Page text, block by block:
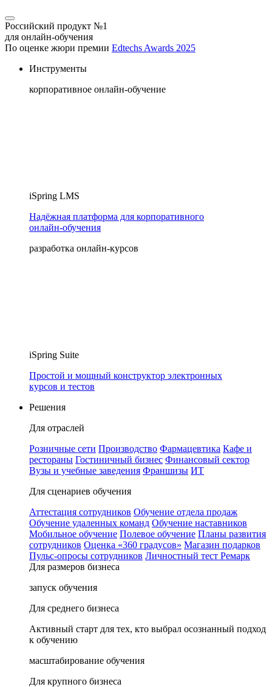
Российский продукт №1
для онлайн-обучения
По оценке жюри премии Edtechs Awards 2025
Инструменты
корпоративное онлайн-обучение
iSpring LMS
Надёжная платформа для корпоративного
онлайн‑обучения
разработка онлайн-курсов
iSpring Suite
Простой и мощный конструктор электронных
курсов и тестов
Решения
Для отраслей
Розничные сети Производство Фармацевтика Кафе и
рестораны Гостиничный бизнес Финансовый сектор
Вузы и учебные заведения Франшизы ИТ
Для сценариев обучения
Аттестация сотрудников Обучение отдела продаж
Обучение удаленных команд Обучение наставников
Мобильное обучение Полевое обучение Планы развития
сотрудников Оценка «360 градусов» Магазин подарков
Пульс-опросы сотрудников Личностный тест Ремарк
Для размеров бизнеса
запуск обучения
Для среднего бизнеса
Активный старт для тех, кто выбрал осознанный подход
к обучению
масштабирование обучения
Для крупного бизнеса